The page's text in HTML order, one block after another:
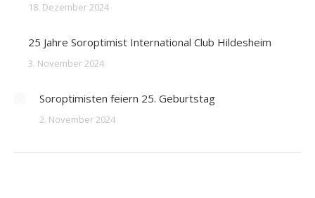
18. Dezember 2024
25 Jahre Soroptimist International Club Hildesheim
3. November 2024
Soroptimisten feiern 25. Geburtstag
2. November 2024